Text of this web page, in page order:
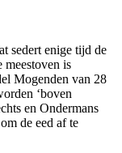
sedert enige tijd de
meestoven is
Mogenden van 28
‘boven
en Ondermans
de eed af te